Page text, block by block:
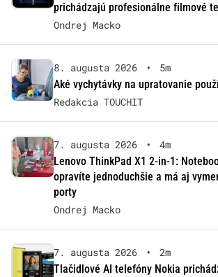
prichádzajú profesionálne filmové
Ondrej Macko
8. augusta 2026 •
5m
Aké vychytávky na upratovanie
Redakcia TOUCHIT
7. augusta 2026 •
4m
Lenovo ThinkPad X1 2-in-1:
opravíte jednoduchšie a má aj
porty
Ondrej Macko
7. augusta 2026 •
2m
Tlačidlové AI telefóny Nokia